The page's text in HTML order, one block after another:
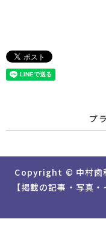
プ
Copyright © 中村歯
【掲載の記事・写真